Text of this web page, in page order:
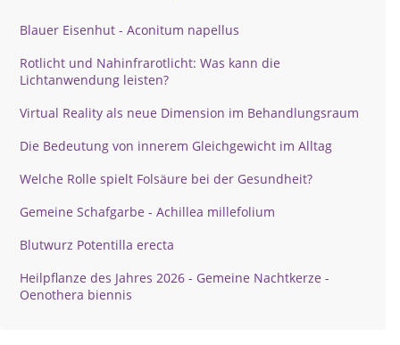
Blauer Eisenhut - Aconitum napellus
Rotlicht und Nahinfrarotlicht: Was kann die
Lichtanwendung leisten?
Virtual Reality als neue Dimension im Behandlungsraum
Die Bedeutung von innerem Gleichgewicht im Alltag
Welche Rolle spielt Folsäure bei der Gesundheit?
Gemeine Schafgarbe - Achillea millefolium
Blutwurz Potentilla erecta
Heilpflanze des Jahres 2026 - Gemeine Nachtkerze -
Oenothera biennis